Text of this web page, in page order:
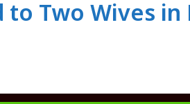
Two Wives in